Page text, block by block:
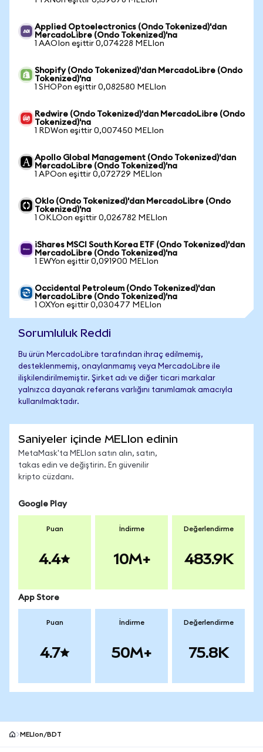
Applied Optoelectronics (Ondo Tokenized)'dan
MercadoLibre (Ondo Tokenized)'na
1 AAOIon eşittir 0,074228 MELIon
Shopify (Ondo Tokenized)'dan MercadoLibre (Ondo
Tokenized)'na
1 SHOPon eşittir 0,082580 MELIon
Redwire (Ondo Tokenized)'dan MercadoLibre (Ondo
Tokenized)'na
1 RDWon eşittir 0,007450 MELIon
Apollo Global Management (Ondo Tokenized)'dan
MercadoLibre (Ondo Tokenized)'na
1 APOon eşittir 0,072729 MELIon
Oklo (Ondo Tokenized)'dan MercadoLibre (Ondo
Tokenized)'na
1 OKLOon eşittir 0,026782 MELIon
iShares MSCI South Korea ETF (Ondo Tokenized)'dan
MercadoLibre (Ondo Tokenized)'na
1 EWYon eşittir 0,091900 MELIon
Occidental Petroleum (Ondo Tokenized)'dan
MercadoLibre (Ondo Tokenized)'na
1 OXYon eşittir 0,030477 MELIon
Sorumluluk Reddi
Bu ürün MercadoLibre tarafından ihraç edilmemiş,
desteklenmemiş, onaylanmamış veya MercadoLibre ile
ilişkilendirilmemiştir. Şirket adı ve diğer ticari markalar
yalnızca dayanak referans varlığını tanımlamak amacıyla
kullanılmaktadır.
Saniyeler içinde MELIon edinin
MetaMask'ta MELIon satın alın, satın,
takas edin ve değiştirin. En güvenilir
kripto cüzdanı.
Google Play
Puan
4.4
İndirme
10M+
Değerlendirme
483.9K
App Store
Puan
4.7
İndirme
50M+
Değerlendirme
75.8K
MELIon/BDT